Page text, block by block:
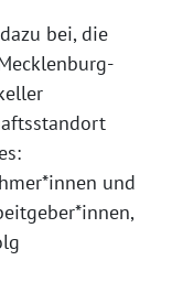
bei, die
und